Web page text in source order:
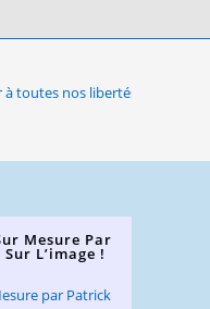
toutes nos libertés
Mesure Par
L’image !